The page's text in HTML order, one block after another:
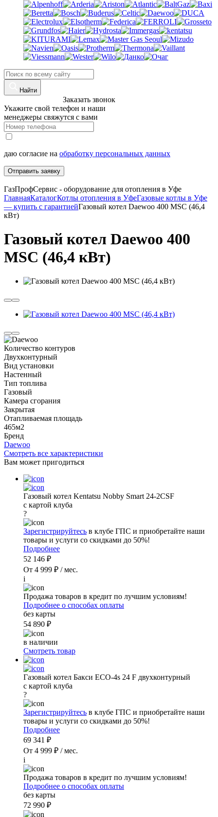
Найти
Заказать звонок
Укажите свой телефон и наши
менеджеры свяжутся с вами
даю согласие на обработку персональных данных
Отправить заявку
ГазПрофСервис - оборудование для отопления в Уфе
ГлавнаяКаталогКотлы отопления в УфеГазовые котлы в Уфе
— купить с гарантиейГазовый котел Daewoo 400 MSC (46,4
кВт)
Газовый котел Daewoo 400
MSC (46,4 кВт)
Количество контуров
Двухконтурный
Вид установки
Настенный
Тип топлива
Газовый
Камера сгорания
Закрытая
Отапливаемая площадь
465м2
Бренд
Daewoo
Смотреть все характеристики
Вам может пригодиться
Газовый котел Kentatsu Nobby Smart 24-2CSF
с картой клуба
?
Зарегистрируйтесь в клубе ГПС и приобретайте наши
товары и услуги со скидками до 50%!
Подробнее
52 146 ₽
От 4 999 ₽ / мес.
i
Продажа товаров в кредит по лучшим условиям!
Подробнее о способах оплаты
без карты
54 890 ₽
в наличии
Смотреть товар
Газовый котел Бакси ECO-4s 24 F двухконтурный
с картой клуба
?
Зарегистрируйтесь в клубе ГПС и приобретайте наши
товары и услуги со скидками до 50%!
Подробнее
69 341 ₽
От 4 999 ₽ / мес.
i
Продажа товаров в кредит по лучшим условиям!
Подробнее о способах оплаты
без карты
72 990 ₽